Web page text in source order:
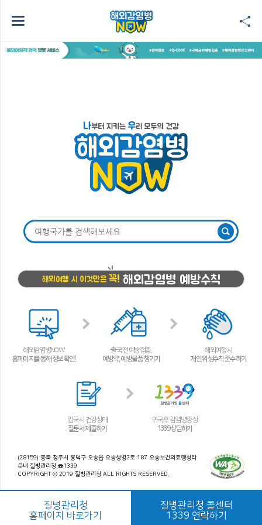
해외여행 시 이것만은 꼭! 해외감염병 예방수칙
해외감염병NOW
홈페이지를 통해 정보 확인!
출국 전 예방접종,
예방약, 예방물품 챙기기
해외여행 시
개인 위생수칙 준수하기
입국 시 건강상태
질문서 제출하기
귀국 후 감염병 증상
1339 상담하기
(28159) 충북 청주시 흥덕구 오송읍 오송생명2로 187 오송보건의료행정타
운내 질병관리청 ☎1339
COPYRIGHT © 2019 질병관리청 ALL RIGHTS RESERVED.
질병관리청
홈페이지 바로가기
질병관리청 콜센터
1339 연락하기